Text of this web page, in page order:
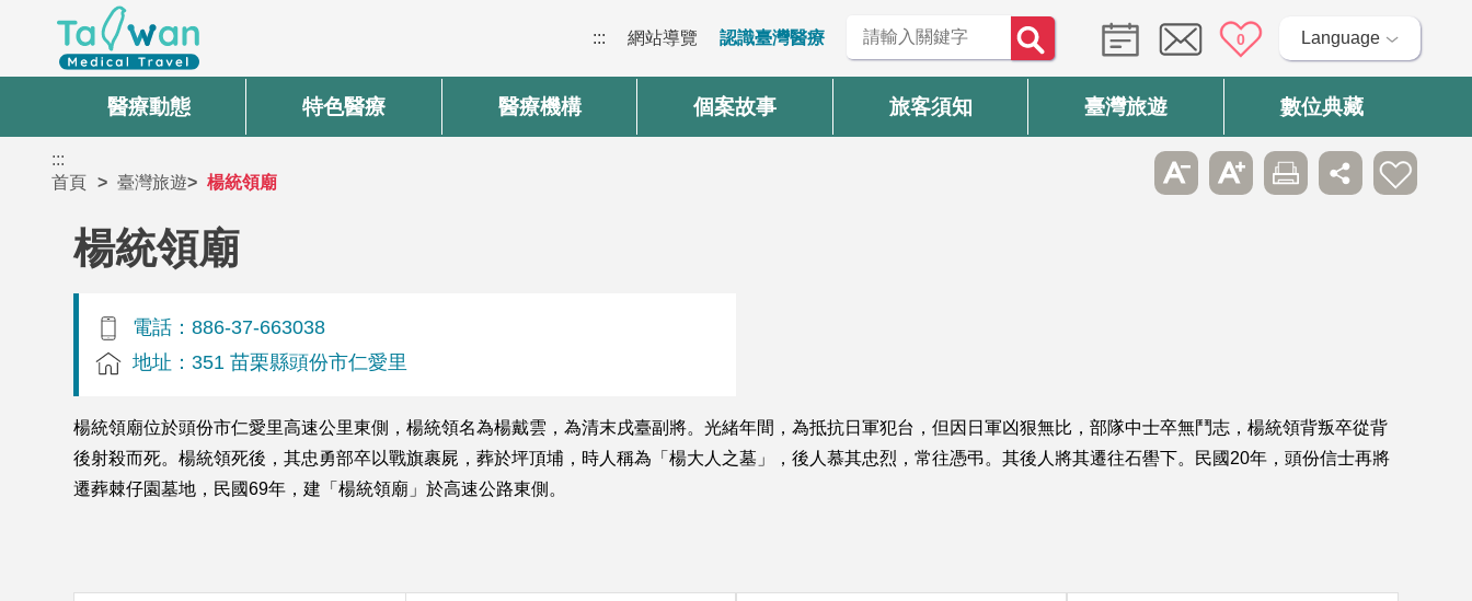
::: 網站導覽 認識臺灣醫療 0 Language
醫療動態 特色醫療 醫療機構 個案故事 旅客須知 臺灣旅遊 數位典藏
:::
首頁
臺灣旅遊 楊統領廟
楊統領廟
電話：886-37-663038
地址：351 苗栗縣頭份市仁愛里
楊統領廟位於頭份市仁愛里高速公里東側，楊統領名為楊戴雲，為清末戌臺副將。光緒年間，為抵抗日軍犯台，但因日軍凶狠無比，部隊中士卒無鬥志，楊統領背叛卒從背
後射殺而死。楊統領死後，其忠勇部卒以戰旗裹屍，葬於坪頂埔，時人稱為「楊大人之墓」，後人慕其忠烈，常往憑弔。其後人將其遷往石嚳下。民國20年，頭份信士再將
遷葬棘仔園墓地，民國69年，建「楊統領廟」於高速公路東側。